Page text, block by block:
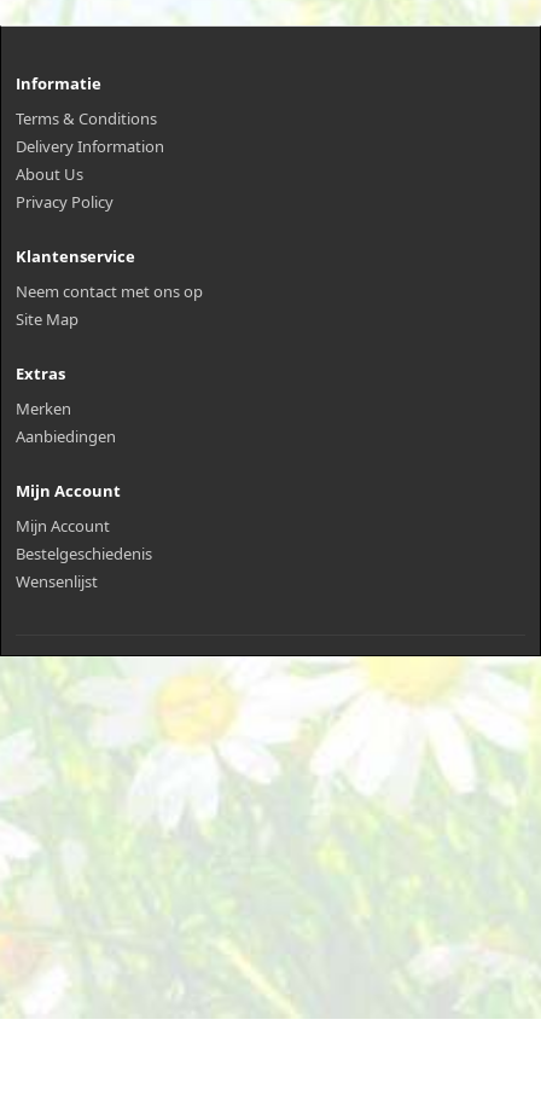
Informatie
Terms & Conditions
Delivery Information
About Us
Privacy Policy
Klantenservice
Neem contact met ons op
Site Map
Extras
Merken
Aanbiedingen
Mijn Account
Mijn Account
Bestelgeschiedenis
Wensenlijst